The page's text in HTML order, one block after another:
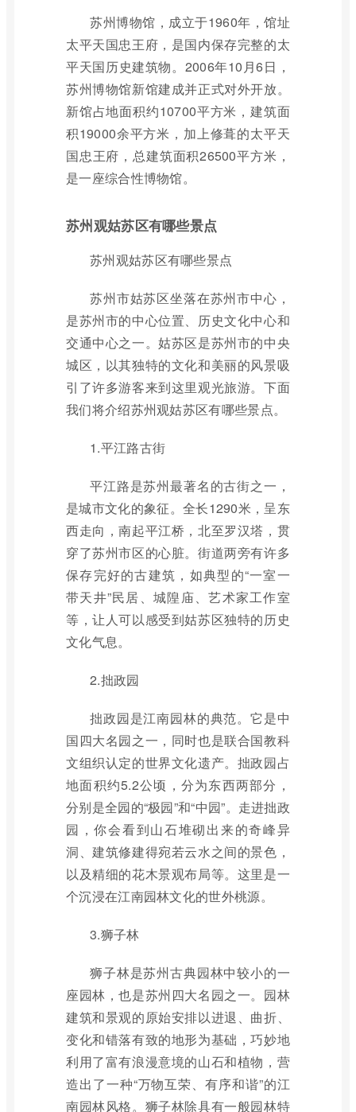
苏州博物馆，成立于1960年，馆址
太平天国忠王府，是国内保存完整的太
平天国历史建筑物。2006年10月6日，
苏州博物馆新馆建成并正式对外开放。
新馆占地面积约10700平方米，建筑面
积19000余平方米，加上修葺的太平天
国忠王府，总建筑面积26500平方米，
是一座综合性博物馆。
苏州观姑苏区有哪些景点
苏州观姑苏区有哪些景点
苏州市姑苏区坐落在苏州市中心，
是苏州市的中心位置、历史文化中心和
交通中心之一。姑苏区是苏州市的中央
城区，以其独特的文化和美丽的风景吸
引了许多游客来到这里观光旅游。下面
我们将介绍苏州观姑苏区有哪些景点。
1.平江路古街
平江路是苏州最著名的古街之一，
是城市文化的象征。全长1290米，呈东
西走向，南起平江桥，北至罗汉塔，贯
穿了苏州市区的心脏。街道两旁有许多
保存完好的古建筑，如典型的“一室一
带天井”民居、城隍庙、艺术家工作室
等，让人可以感受到姑苏区独特的历史
文化气息。
2.拙政园
拙政园是江南园林的典范。它是中
国四大名园之一，同时也是联合国教科
文组织认定的世界文化遗产。拙政园占
地面积约5.2公顷，分为东西两部分，
分别是全园的“极园”和“中园”。走进拙政
园，你会看到山石堆砌出来的奇峰异
洞、建筑修建得宛若云水之间的景色，
以及精细的花木景观布局等。这里是一
个沉浸在江南园林文化的世外桃源。
3.狮子林
狮子林是苏州古典园林中较小的一
座园林，也是苏州四大名园之一。园林
建筑和景观的原始安排以进退、曲折、
变化和错落有致的地形为基础，巧妙地
利用了富有浪漫意境的山石和植物，营
造出了一种“万物互荣、有序和谐”的江
南园林风格。狮子林除具有一般园林特